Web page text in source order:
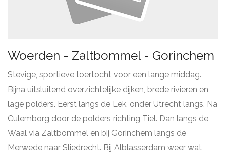
Woerden - Zaltbommel - Gorinchem
Stevige, sportieve toertocht voor een lange middag.
Bijna uitsluitend overzichtelijke dijken, brede rivieren en
lage polders. Eerst langs de Lek, onder Utrecht langs. Na
Culemborg door de polders richting Tiel. Dan langs de
Waal via Zaltbommel en bij Gorinchem langs de
Merwede naar Sliedrecht. Bij Alblasserdam weer wat